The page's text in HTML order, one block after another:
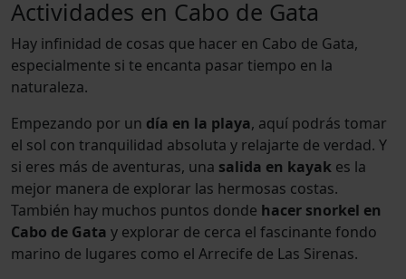
Actividades en Cabo de Gata
Hay infinidad de cosas que hacer en Cabo de Gata,
especialmente si te encanta pasar tiempo en la
naturaleza.
Empezando por un día en la playa, aquí podrás tomar
el sol con tranquilidad absoluta y relajarte de verdad. Y
si eres más de aventuras, una salida en kayak es la
mejor manera de explorar las hermosas costas.
También hay muchos puntos donde hacer snorkel en
Cabo de Gata y explorar de cerca el fascinante fondo
marino de lugares como el Arrecife de Las Sirenas.